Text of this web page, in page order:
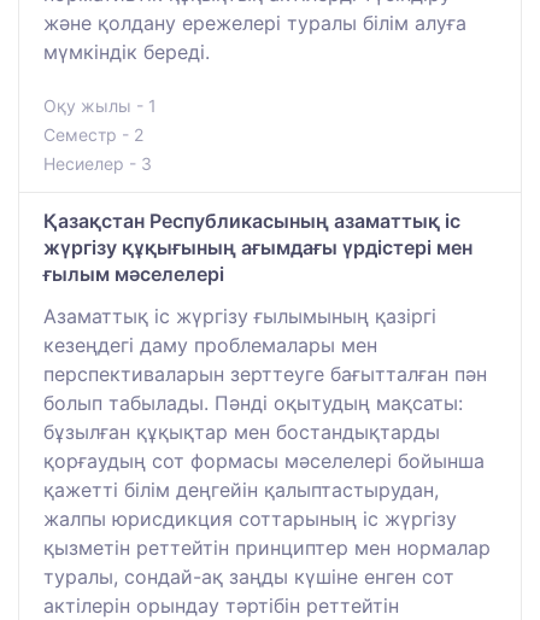
және қолдану ережелері туралы білім алуға
мүмкіндік береді.
Оқу жылы - 1
Семестр - 2
Несиелер - 3
Қазақстан Республикасының азаматтық іс
жүргізу құқығының ағымдағы үрдістері мен
ғылым мәселелері
Азаматтық іс жүргізу ғылымының қазіргі
кезеңдегі даму проблемалары мен
перспективаларын зерттеуге бағытталған пән
болып табылады. Пәнді оқытудың мақсаты:
бұзылған құқықтар мен бостандықтарды
қорғаудың сот формасы мәселелері бойынша
қажетті білім деңгейін қалыптастырудан,
жалпы юрисдикция соттарының іс жүргізу
қызметін реттейтін принциптер мен нормалар
туралы, сондай-ақ заңды күшіне енген сот
актілерін орындау тәртібін реттейтін